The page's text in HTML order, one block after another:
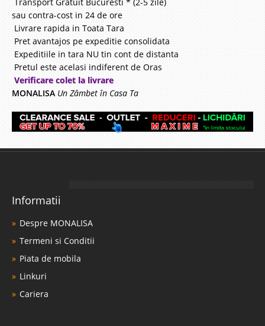
sau contra-cost in 24 de ore
Livrare rapida in Toata Tara
Pret avantajos pe expeditie consolidata
Expeditiile in tara NU tin cont de distanta
Pretul este acelasi indiferent de Oras
Verificare colet la livrare
MONALISA Un Zâmbet în Casa Ta
Informatii
Despre MONALISA
Termeni si Conditii
Piata de mobila
Linkuri
Cariera